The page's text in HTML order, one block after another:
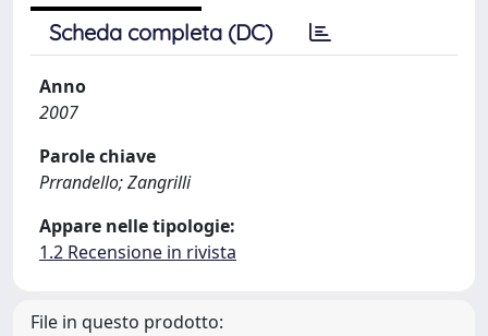
Scheda completa (DC)
Anno
2007
Parole chiave
Prrandello; Zangrilli
Appare nelle tipologie:
1.2 Recensione in rivista
File in questo prodotto: